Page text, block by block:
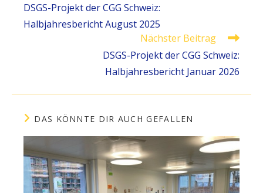
ansehen
DSGS-Projekt der CGG Schweiz:
Halbjahresbericht August 2025
Nächster Beitrag
DSGS-Projekt der CGG Schweiz:
Halbjahresbericht Januar 2026
DAS KÖNNTE DIR AUCH GEFALLEN